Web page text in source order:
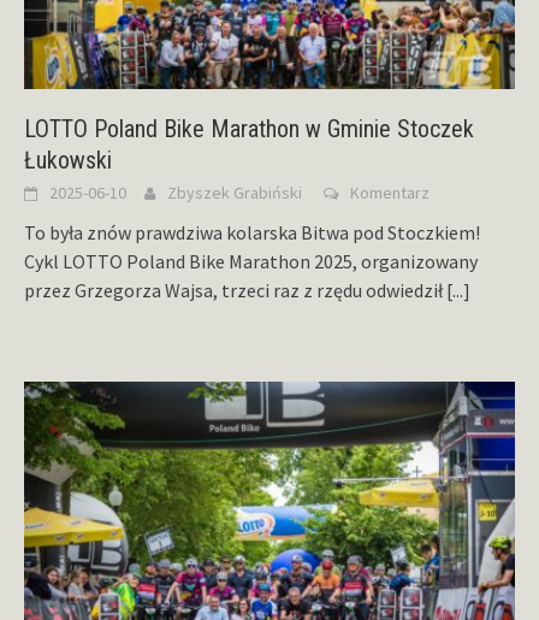
LOTTO Poland Bike Marathon w Gminie Stoczek
Łukowski
2025-06-10 Zbyszek Grabiński Komentarz
To była znów prawdziwa kolarska Bitwa pod Stoczkiem!
Cykl LOTTO Poland Bike Marathon 2025, organizowany
przez Grzegorza Wajsa, trzeci raz z rzędu odwiedził[...]